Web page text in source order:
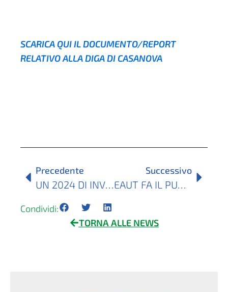
SCARICA QUI IL DOCUMENTO/REPORT
RELATIVO ALLA DIGA DI CASANOVA
PRECEDENTE
Precedente
UN 2024 DI INVESTIMENTI E DI INTERVENTI DI EAUT
Successivo
EAUT FA IL PUNTO SULLA VALUTAZIONE DI COSTITUZIONE DI UNA CER
Condividi:
TORNA ALLE NEWS